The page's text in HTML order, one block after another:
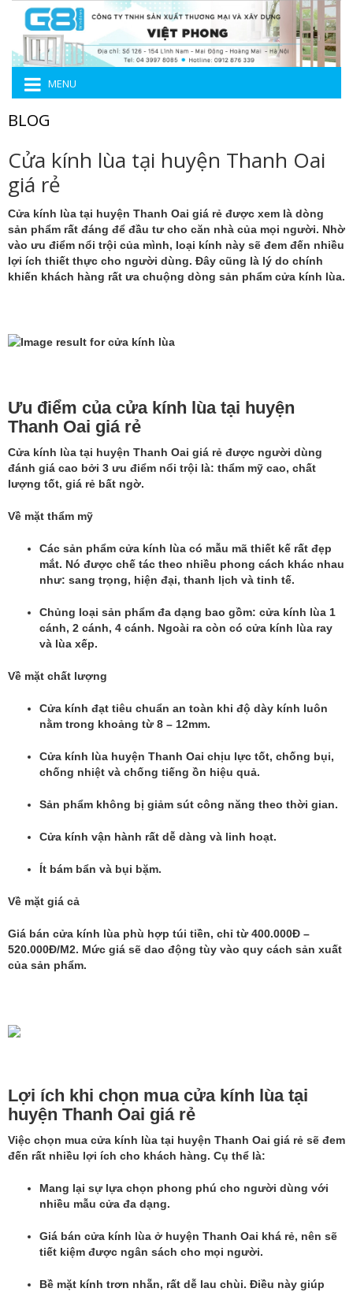
MENU
BLOG
Cửa kính lùa tại huyện Thanh Oai
giá rẻ
Cửa kính lùa tại huyện Thanh Oai giá rẻ được xem là dòng
sản phẩm rất đáng để đầu tư cho căn nhà của mọi người. Nhờ
vào ưu điểm nổi trội của mình, loại kính này sẽ đem đến nhiều
lợi ích thiết thực cho người dùng. Đây cũng là lý do chính
khiến khách hàng rất ưa chuộng dòng sản phẩm cửa kính lùa.
Ưu điểm của cửa kính lùa tại huyện
Thanh Oai giá rẻ
Cửa kính lùa tại huyện Thanh Oai giá rẻ được người dùng
đánh giá cao bởi 3 ưu điểm nổi trội là: thẩm mỹ cao, chất
lượng tốt, giá rẻ bất ngờ.
Về mặt thẩm mỹ
Các sản phẩm cửa kính lùa có mẫu mã thiết kế rất đẹp
mắt. Nó được chế tác theo nhiều phong cách khác nhau
như: sang trọng, hiện đại, thanh lịch và tinh tế.
Chủng loại sản phẩm đa dạng bao gồm: cửa kính lùa 1
cánh, 2 cánh, 4 cánh. Ngoài ra còn có cửa kính lùa ray
và lùa xếp.
Về mặt chất lượng
Cửa kính đạt tiêu chuẩn an toàn khi độ dày kính luôn
nằm trong khoảng từ 8 – 12mm.
Cửa kính lùa huyện Thanh Oai chịu lực tốt, chống bụi,
chống nhiệt và chống tiếng ồn hiệu quả.
Sản phẩm không bị giảm sút công năng theo thời gian.
Cửa kính vận hành rất dễ dàng và linh hoạt.
Ít bám bẩn và bụi bặm.
Về mặt giá cả
Giá bán cửa kính lùa phù hợp túi tiền, chỉ từ 400.000Đ –
520.000Đ/M2. Mức giá sẽ dao động tùy vào quy cách sản xuất
của sản phẩm.
Lợi ích khi chọn mua cửa kính lùa tại
huyện Thanh Oai giá rẻ
Việc chọn mua cửa kính lùa tại huyện Thanh Oai giá rẻ sẽ đem
đến rất nhiều lợi ích cho khách hàng. Cụ thể là:
Mang lại sự lựa chọn phong phú cho người dùng với
nhiều mẫu cửa đa dạng.
Giá bán cửa kính lùa ở huyện Thanh Oai khá rẻ, nên sẽ
tiết kiệm được ngân sách cho mọi người.
Bề mặt kính trơn nhẵn, rất dễ lau chùi. Điều này giúp